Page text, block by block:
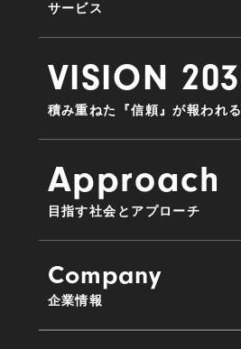
サービス
VISION
積み重ねた『信頼』が報われ
Approach
目指す社会とアプローチ
Company
企業情報